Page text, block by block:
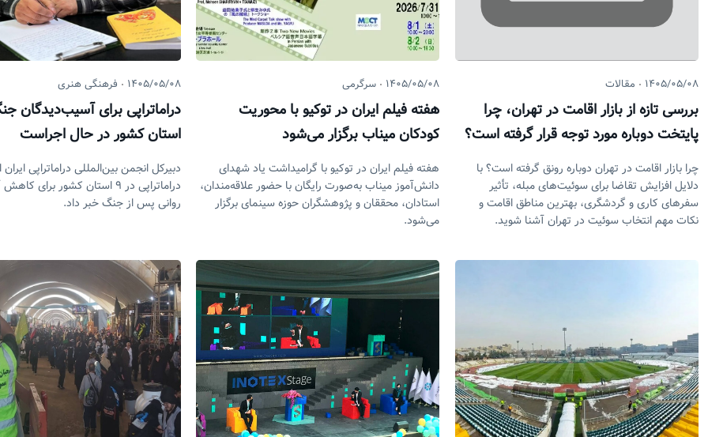
۱۴۰۵/۰۵/۰۸ مقالات
بررسی تازه از بازار اقامت در تهران، چرا
پایتخت دوباره مورد توجه قرار گرفته است؟
چرا بازار اقامت در تهران دوباره رونق گرفته است؟ با
دلایل افزایش تقاضا برای سوئیت‌های مبله، تأثیر
سفرهای کاری و گردشگری، بهترین مناطق اقامت و
نکات مهم انتخاب سوئیت در تهران آشنا شوید.
۱۴۰۵/۰۵/۰۸ سرگرمی
هفته فیلم ایران در توکیو با محوریت
کودکان میناب برگزار می‌شود
هفته فیلم ایران در توکیو با گرامیداشت یاد شهدای
دانش‌آموز میناب به‌صورت رایگان با حضور علاقه‌مندان،
استادان، محققان و پژوهشگران حوزه سینمای برگزار
می‌شود.
۱۴۰۵/۰۵/۰۸ فرهنگی هنری
استان کشور در حال
دبیرکل انجمن بین‌المللی دراماتراپی ایران
دراماتراپی در ۹ استان کشور
روانی پس از جنگ خبر داد.